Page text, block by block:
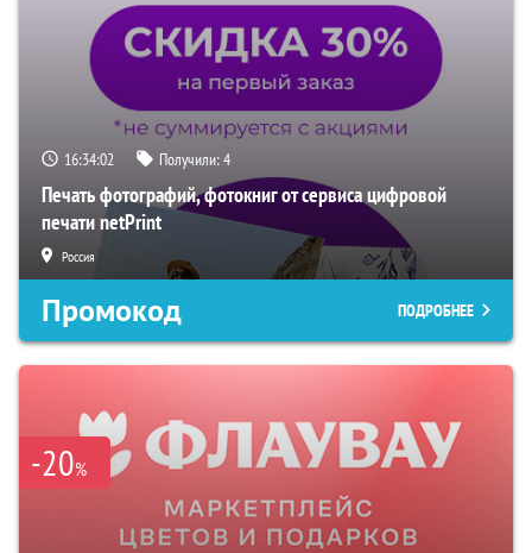
16:34:01 Получили:4
Печать фотографий, фотокниг от сервиса цифровой
печати netPrint
Россия
Промокод ПОДРОБНЕЕ
-20%